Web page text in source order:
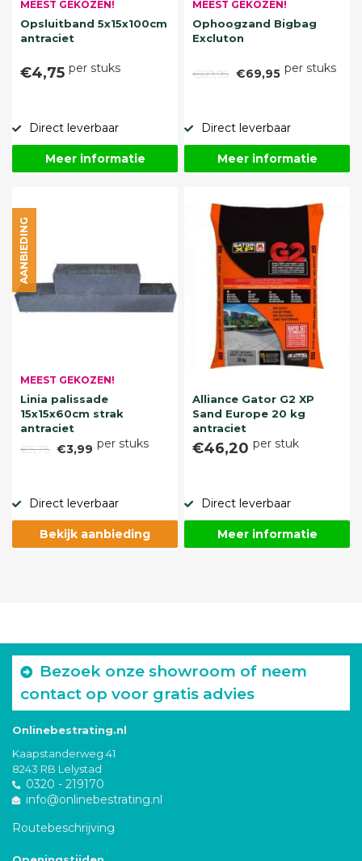
MEEST GEKOZEN!
Opsluitband 5x15x100cm
antraciet
€4,75 per stuks
Direct leverbaar
Meer informatie
MEEST GEKOZEN!
Ophoogzand Bigbag
Excluton
€89,95 €69,95 per stuks
Direct leverbaar
Meer informatie
MEEST GEKOZEN!
Linia palissade
15x15x60cm strak
antraciet
€5,75 €3,99 per stuks
AANBIEDING
Direct leverbaar
Bekijk aanbieding
Alliance Gator G2 XP
Sand Europe 20 kg
antraciet
€46,20 per stuk
Direct leverbaar
Meer informatie
Bezoek onze showroom of neem
contact op voor gratis advies
Onlinebestrating.nl
Kaapstanderweg 41
8243 RB Lelystad
0320 - 219170
info@onlinebestrating.nl
Routebeschrijving